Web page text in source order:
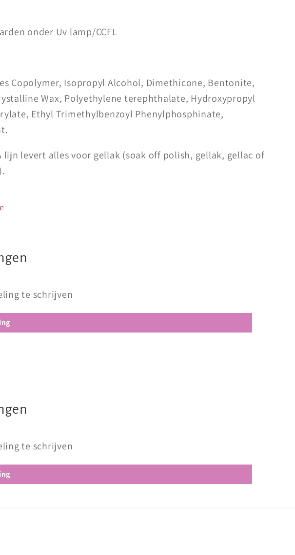
onder Uv lamp/CCFL
Copolymer, Isopropyl Alcohol, Dimethicone, Bentonite,
Wax, Polyethylene terephthalate, Hydroxypropyl
Ethyl Trimethylbenzoyl Phenylphosphinate,
lijn levert alles voor gellak (soak off polish, gellak, gellac of
te schrijven
te schrijven